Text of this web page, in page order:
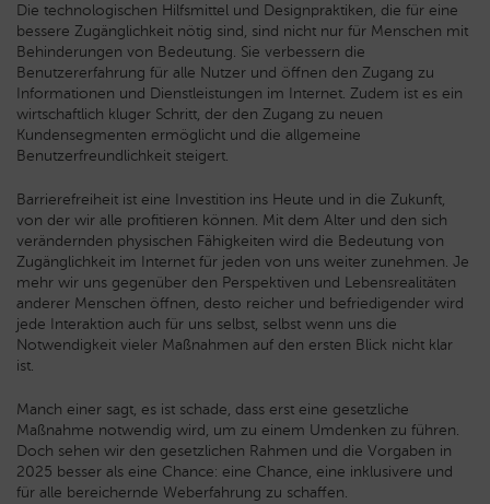
Die technologischen Hilfsmittel und Designpraktiken, die für eine
bessere Zugänglichkeit nötig sind, sind nicht nur für Menschen mit
Behinderungen von Bedeutung. Sie verbessern die
Benutzererfahrung für alle Nutzer und öffnen den Zugang zu
Informationen und Dienstleistungen im Internet. Zudem ist es ein
wirtschaftlich kluger Schritt, der den Zugang zu neuen
Kundensegmenten ermöglicht und die allgemeine
Benutzerfreundlichkeit steigert.
Barrierefreiheit ist eine Investition ins Heute und in die Zukunft,
von der wir alle profitieren können. Mit dem Alter und den sich
verändernden physischen Fähigkeiten wird die Bedeutung von
Zugänglichkeit im Internet für jeden von uns weiter zunehmen. Je
mehr wir uns gegenüber den Perspektiven und Lebensrealitäten
anderer Menschen öffnen, desto reicher und befriedigender wird
jede Interaktion auch für uns selbst, selbst wenn uns die
Notwendigkeit vieler Maßnahmen auf den ersten Blick nicht klar
ist.
Manch einer sagt, es ist schade, dass erst eine gesetzliche
Maßnahme notwendig wird, um zu einem Umdenken zu führen.
Doch sehen wir den gesetzlichen Rahmen und die Vorgaben in
2025 besser als eine Chance: eine Chance, eine inklusivere und
für alle bereichernde Weberfahrung zu schaffen.